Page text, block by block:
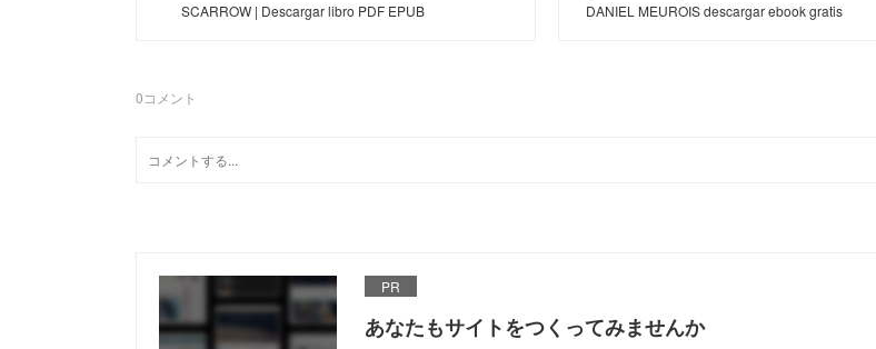
SCARROW | Descargar libro PDF EPUB
DANIEL MEUROIS descargar ebook gratis
0コメント
PR
あなたもサイトをつくってみませんか